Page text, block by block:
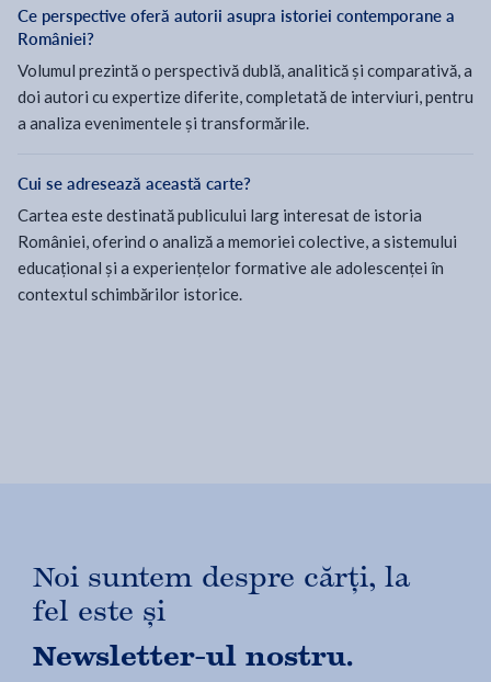
Ce perspective oferă autorii asupra istoriei contemporane a
României?
Volumul prezintă o perspectivă dublă, analitică și comparativă, a
doi autori cu expertize diferite, completată de interviuri, pentru
a analiza evenimentele și transformările.
Cui se adresează această carte?
Cartea este destinată publicului larg interesat de istoria
României, oferind o analiză a memoriei colective, a sistemului
educațional și a experiențelor formative ale adolescenței în
contextul schimbărilor istorice.
Noi suntem despre cărți, la
fel este și
Newsletter-ul nostru.